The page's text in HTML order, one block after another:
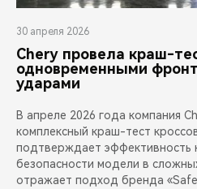
30 апреля 2026
Chery провела краш-
одновременными
ударами
В апреле 2026 года компания
комплексный краш-тест
подтверждает эффективность
безопасности модели в
отражает подход бренда